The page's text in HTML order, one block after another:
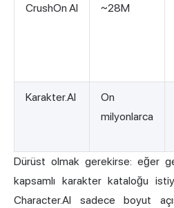
CrushOn AI ~28M
Karakter.AI
On
milyonlarca
Dürüst olmak gerekirse: eğer
kapsamlı karakter kataloğu
Character.AI sadece boyut